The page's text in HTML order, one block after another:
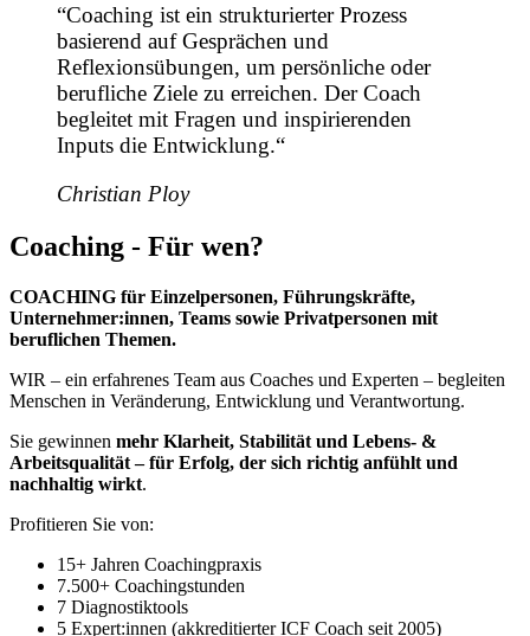
“Coaching ist ein strukturierter Prozess
basierend auf Gesprächen und
Reflexionsübungen, um persönliche oder
berufliche Ziele zu erreichen. Der Coach
begleitet mit Fragen und inspirierenden
Inputs die Entwicklung.“
Christian Ploy
Coaching - Für wen?
COACHING für Einzelpersonen, Führungskräfte,
Unternehmer:innen, Teams sowie Privatpersonen mit
beruflichen Themen.
WIR – ein erfahrenes Team aus Coaches und Experten – begleiten
Menschen in Veränderung, Entwicklung und Verantwortung.
Sie gewinnen mehr Klarheit, Stabilität und Lebens- &
Arbeitsqualität – für Erfolg, der sich richtig anfühlt und
nachhaltig wirkt.
Profitieren Sie von:
15+ Jahren Coachingpraxis
7.500+ Coachingstunden
7 Diagnostiktools
5 Expert:innen (akkreditierter ICF Coach seit 2005)